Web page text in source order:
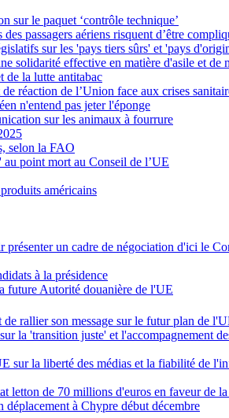
sur le paquet ‘contrôle technique’
passagers aériens risquent d’être
sur les 'pays tiers sûrs' et 'pays
solidarité effective en matière d'asile et de
de la lutte antitabac
réaction de l’Union face aux crises
n'entend pas jeter l'éponge
sur les animaux à fourrure
selon la FAO
point mort au Conseil de l’UE
américains
un cadre de négociation d'ici le
à la présidence
future Autorité douanière de l'UE
rallier son message sur le futur plan de
la 'transition juste' et l'accompagnement
sur la liberté des médias et la fiabilité de
letton de 70 millions d'euros en faveur de
déplacement à Chypre début décembre